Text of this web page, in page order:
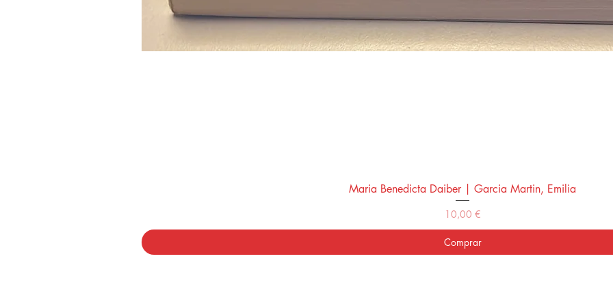
Vista rápida
Maria Benedicta Daiber | Garcia Martin, Emilia
Precio
10,00 €
Comprar